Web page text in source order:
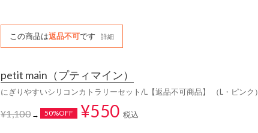
この商品は返品不可です 詳細
petit main （プティマイン）
にぎりやすいシリコンカトラリーセット/L【返品不可商品】 （L・ピンク）
¥1,100→ 50%OFF ¥550 税込